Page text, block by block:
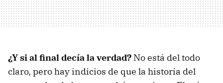
¿Y si al final decía la verdad? No está del todo
claro, pero hay indicios de que la historia del